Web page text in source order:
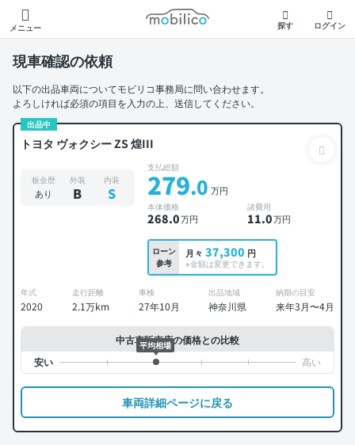
メニュー
モビリコ
探す ログイン
現車確認の依頼
以下の出品車両についてモビリコ事務局に問い合わせます。
よろしければ必須の項目を入力の上、送信してください。
出品中
トヨタ ヴォクシー ZS 煌III
板金歴
あり
外装
B
内装
S
支払総額
279.0 万円
本体価格
268.0万円
諸費用
11.0万円
ローン
参考
月々 37,300 円
※金額は変更できます。
年式
2020
走行距離
2.1万km
車検
27年10月
出品地域
神奈川県
納期の目安
来年3月〜4月
中古車販売店の価格との比較
平均相場
車両詳細ページに戻る